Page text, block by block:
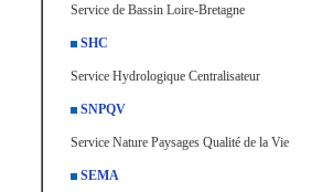
Service de Bassin Loire-Bretagne
SHC
Service Hydrologique Centralisateur
SNPQV
Service Nature Paysages Qualité de la Vie
SEMA